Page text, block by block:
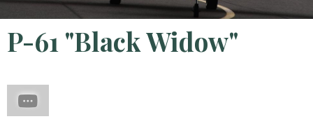
P-61 "Black Widow"